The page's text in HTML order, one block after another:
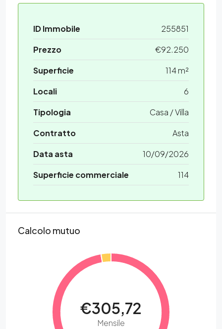
ID Immobile
255851
Prezzo
€92.250
Superficie
114 m²
Locali
6
Tipologia
Casa / Villa
Contratto
Asta
Data asta
10/09/2026
Superficie commerciale
114
Calcolo mutuo
€305,72
Mensile